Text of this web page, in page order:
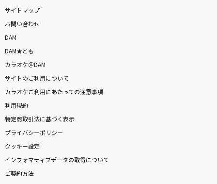
愛心
朱夏
SixTONES
奏(かなで)
スキマスイッチ
死ぬのがいいわ
サイトマップ
お問い合わせ
DAM
DAM★とも
カラオケ＠DAM
サイトのご利用について
カラオケご利用にあたっての注意事項
利用規約
特定商取引法に基づく表示
プライバシーポリシー
クッキー設定
インフォマティブデータの取得について
ご契約方法